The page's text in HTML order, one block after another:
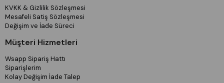
KVKK & Gizlilik Sözleşmesi
Mesafeli Satiş Sözleşmesi
Değişim ve İade Süreci
Müşteri Hizmetleri
Wsapp Sipariş Hattı
Siparişlerim
Kolay Değişim İade Talep